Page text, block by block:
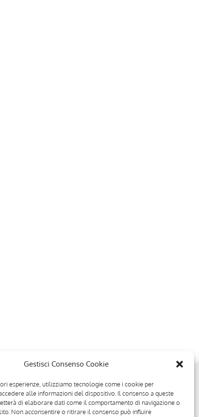
Gestisci Consenso Cookie
esperienze, utilizziamo tecnologie come i cookie per
alle informazioni del dispositivo. Il consenso a queste
di elaborare dati come il comportamento di navigazione o
Non acconsentire o ritirare il consenso può influire